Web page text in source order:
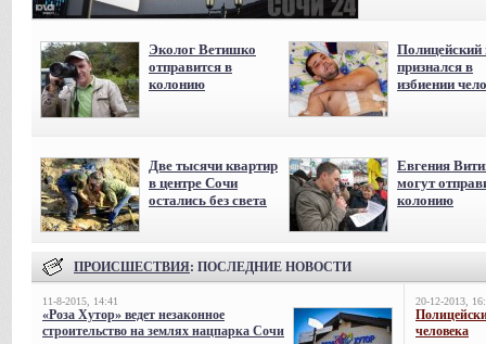
Эколог Ветишко
отправится в
колонию
Полицейский
признался в
избиении
Две тысячи квартир
в центре Сочи
остались без света
Евгения
могут
колонию
ПРОИСШЕСТВИЯ: ПОСЛЕДНИЕ НОВОСТИ
11-8-2015, 14:41
«Роза Хутор» ведет незаконное
строительство на землях нацпарка Сочи
20-12-2013,
человека